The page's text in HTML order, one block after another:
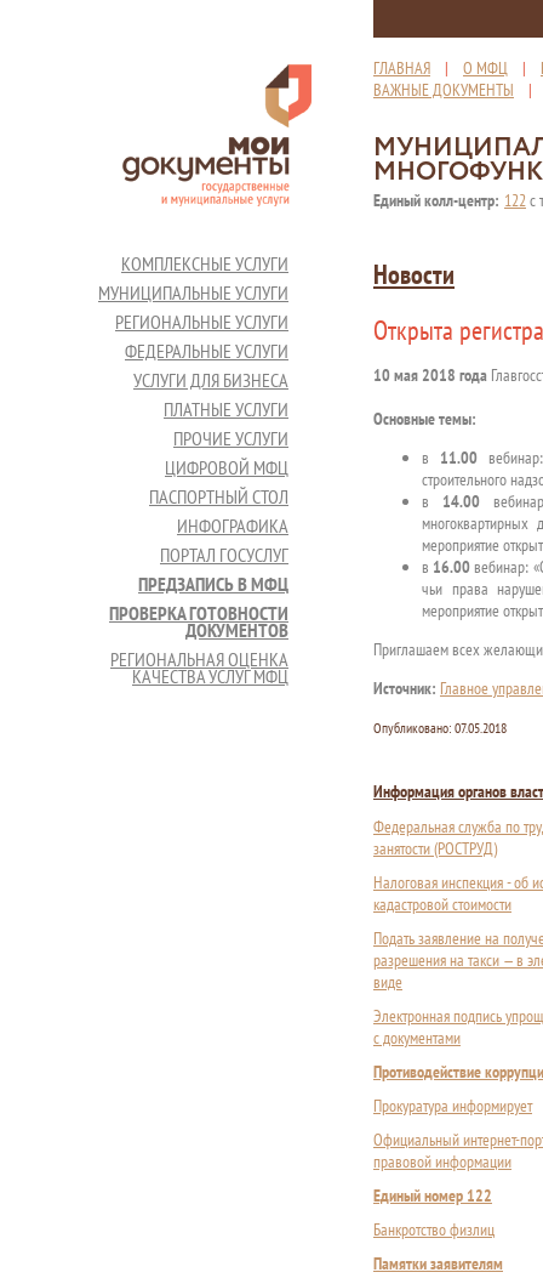
ГЛАВНАЯ | О МФЦ |
ВАЖНЫЕ ДОКУМЕНТЫ
Единый колл-центр: 122с
КОМПЛЕКСНЫЕ УСЛУГИ
МУНИЦИПАЛЬНЫЕ УСЛУГИ
РЕГИОНАЛЬНЫЕ УСЛУГИ
ФЕДЕРАЛЬНЫЕ УСЛУГИ
УСЛУГИ ДЛЯ БИЗНЕСА
ПЛАТНЫЕ УСЛУГИ
ПРОЧИЕ УСЛУГИ
ЦИФРОВОЙ МФЦ
ПАСПОРТНЫЙ СТОЛ
ИНФОГРАФИКА
ПОРТАЛ ГОСУСЛУГ
ПРЕДЗАПИСЬ В МФЦ
ПРОВЕРКА ГОТОВНОСТИ
ДОКУМЕНТОВ
РЕГИОНАЛЬНАЯ ОЦЕНКА
КАЧЕСТВА УСЛУГ МФЦ
Новости
Открыта
10 мая 2018 года
Основные темы:
в 11.00вебинар:
строительного
в 14.00
многоквартирных
мероприятие
в 16.00 вебинар:
чьи права
мероприятие
Приглашаем всех
Источник: Главное
Опубликовано: 07.05.2018
Информация органов
Федеральная служба по
занятости (РОСТРУД)
Налоговая инспекция - об
кадастровой стоимости
Подать заявление на
разрешения на такси — в
виде
Электронная подпись
с документами
Противодействие
Прокуратура информирует
Официальный интернет-
правовой информации
Единый номер 122
Банкротство физлиц
Памятки заявителям